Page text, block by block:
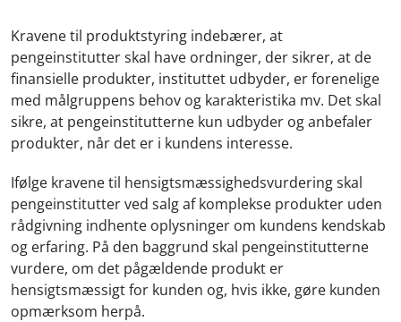
Kravene til produktstyring indebærer, at
pengeinstitutter skal have ordninger, der sikrer, at de
finansielle produkter, instituttet udbyder, er forenelige
med målgruppens behov og karakteristika mv. Det skal
sikre, at pengeinstitutterne kun udbyder og anbefaler
produkter, når det er i kundens interesse.
Ifølge kravene til hensigtsmæssighedsvurdering skal
pengeinstitutter ved salg af komplekse produkter uden
rådgivning indhente oplysninger om kundens kendskab
og erfaring. På den baggrund skal pengeinstitutterne
vurdere, om det pågældende produkt er
hensigtsmæssigt for kunden og, hvis ikke, gøre kunden
opmærksom herpå.